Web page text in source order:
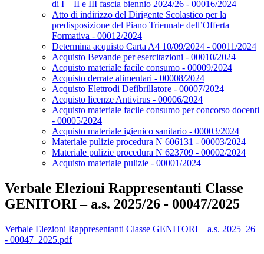
di I – II e III fascia biennio 2024/26 - 00016/2024
Atto di indirizzo del Dirigente Scolastico per la
predisposizione del Piano Triennale dell’Offerta
Formativa - 00012/2024
Determina acquisto Carta A4 10/09/2024 - 00011/2024
Acquisto Bevande per esercitazioni - 00010/2024
Acquisto materiale facile consumo - 00009/2024
Acquisto derrate alimentari - 00008/2024
Acquisto Elettrodi Defibrillatore - 00007/2024
Acquisto licenze Antivirus - 00006/2024
Acquisto materiale facile consumo per concorso docenti
- 00005/2024
Acquisto materiale igienico sanitario - 00003/2024
Materiale pulizie procedura N 606131 - 00003/2024
Materiale pulizie procedura N 623709 - 00002/2024
Acquisto materiale pulizie - 00001/2024
Verbale Elezioni Rappresentanti Classe
GENITORI – a.s. 2025/26 - 00047/2025
Verbale Elezioni Rappresentanti Classe GENITORI – a.s. 2025_26
- 00047_2025.pdf